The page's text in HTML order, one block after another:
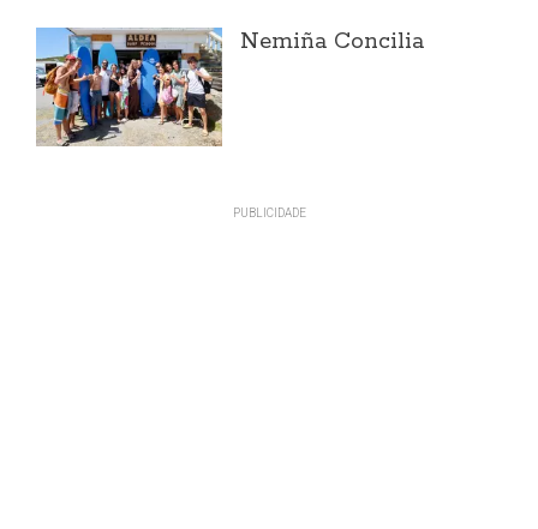
Nemiña Concilia